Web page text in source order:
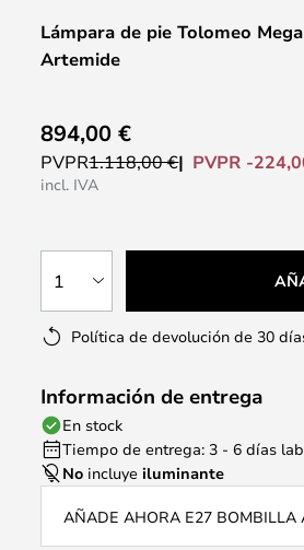
Lámpara de pie Tolomeo
Artemide
894,00 €
PVPR1.118,00 € PVPR -
incl. IVA
1
Política de devolución de 30
Información de entrega
En stock
Tiempo de entrega: 3 - 6 días
No incluyeiluminante
AÑADE AHORA E27 BOMBILLA